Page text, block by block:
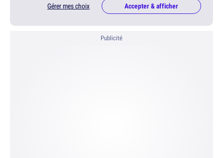
Gérer mes choix Accepter & afficher
Publicité